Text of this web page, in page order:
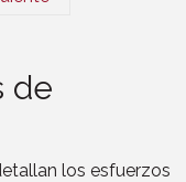
de
los esfuerzos